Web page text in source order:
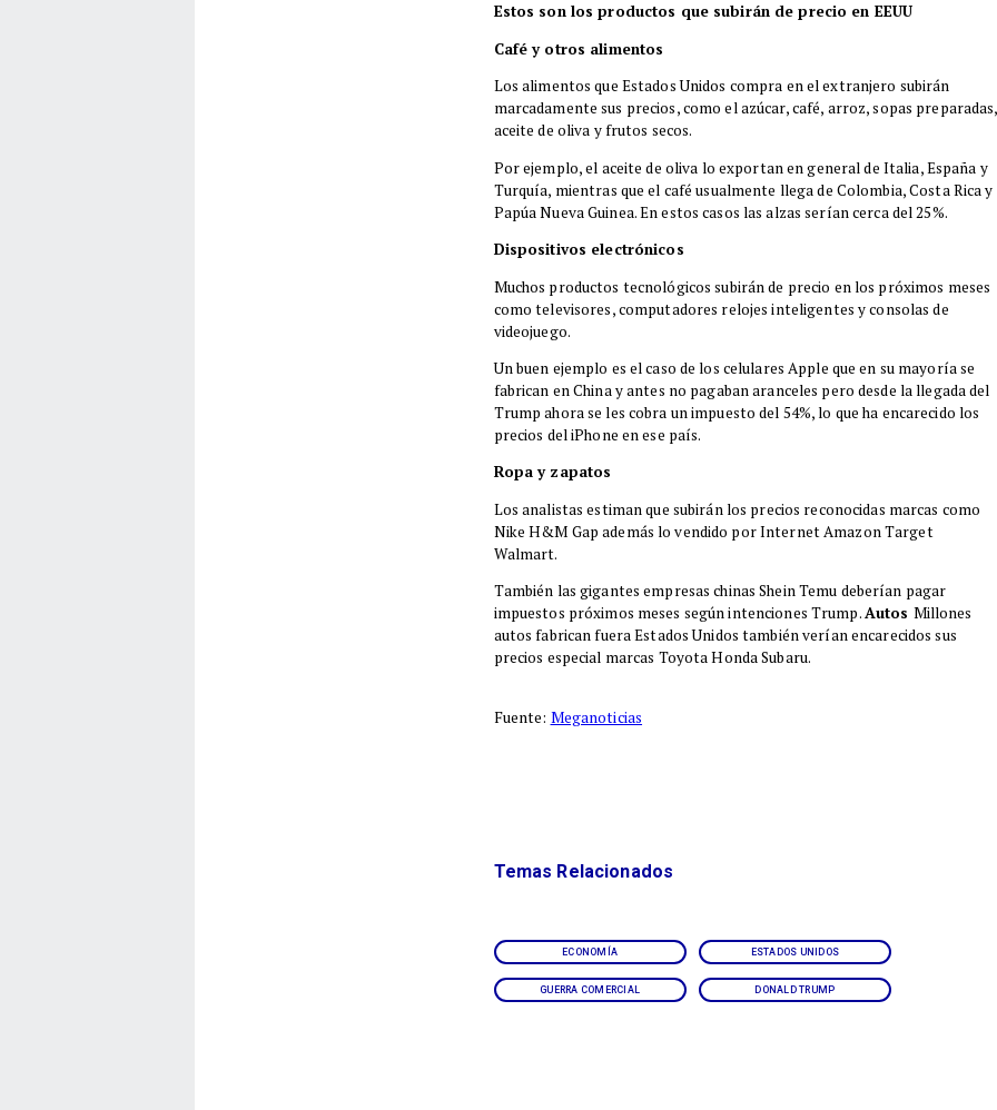
Estos son los productos que subirán de precio en EEUU
Café y otros alimentos
Los alimentos que Estados Unidos compra en el extranjero subirán
marcadamente sus precios, como el azúcar, café, arroz, sopas preparadas,
aceite de oliva y frutos secos.
Por ejemplo, el aceite de oliva lo exportan en general de Italia, España y
Turquía, mientras que el café usualmente llega de Colombia, Costa Rica y
Papúa Nueva Guinea. En estos casos las alzas serían cerca del 25%.
Dispositivos electrónicos
Muchos productos tecnológicos subirán de precio en los próximos meses
como televisores, computadores relojes inteligentes y consolas de
videojuego.
Un buen ejemplo es el caso de los celulares Apple que en su mayoría se
fabrican en China y antes no pagaban aranceles pero desde la llegada del
Trump ahora se les cobra un impuesto del 54%, lo que ha encarecido los
precios del iPhone en ese país.
Ropa y zapatos
Los analistas estiman que subirán los precios reconocidas marcas como
Nike H&M Gap además lo vendido por Internet Amazon Target
Walmart.
También las gigantes empresas chinas Shein Temu deberían pagar
impuestos próximos meses según intenciones Trump.Autos Millones
autos fabrican fuera Estados Unidos también verían encarecidos sus
precios especial marcas Toyota Honda Subaru.
Fuente: Meganoticias
ECONOMÍA ESTADOS UNIDOS
GUERRA COMERCIAL DONALD TRUMP
Temas Relacionados